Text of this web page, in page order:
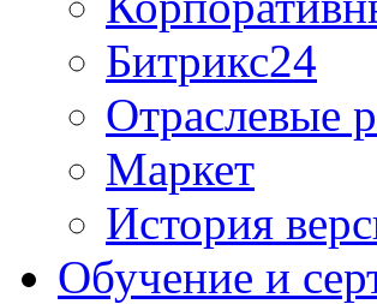
Битрикс24
Отраслевые
Маркет
История
Обучение и